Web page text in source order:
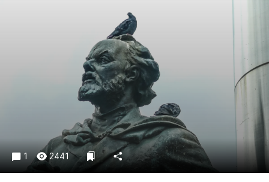
Недвижимость и ЖКХ
Образование
Общество
Происшествия
Спорт
Экономика и бизнес
1 2441